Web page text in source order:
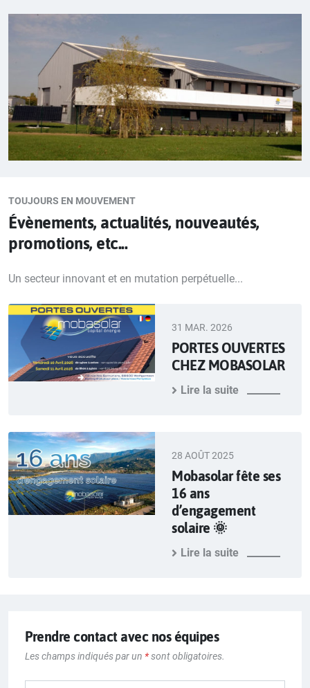
TOUJOURS EN MOUVEMENT
Évènements, actualités, nouveautés,
promotions, etc...
Un secteur innovant et en mutation perpétuelle...
31 MAR. 2026
PORTES OUVERTES
CHEZ MOBASOLAR
Lire la suite
28 AOÛT 2025
Mobasolar fête ses
16 ans
d’engagement
solaire 🌞
Lire la suite
Prendre contact avec nos équipes
Les champs indiqués par un *sont obligatoires.